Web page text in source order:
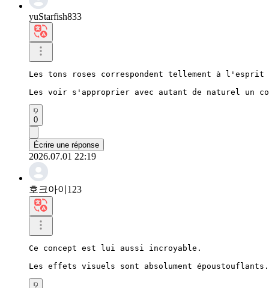
yuStarfish833
Les tons roses correspondent tellement à l'esprit
Les voir s'approprier avec autant de naturel un
0
Écrire une réponse
2026.07.01 22:19
호크아이123
Ce concept est lui aussi incroyable.
Les effets visuels sont absolument époustouflants.